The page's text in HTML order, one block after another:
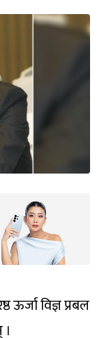
ऊर्जा विज्ञ प्रबल